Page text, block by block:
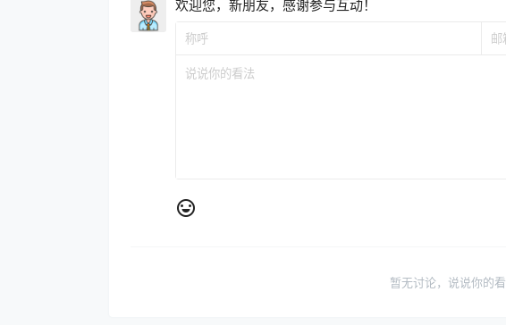
欢迎您，新朋友，感谢参与互动！
暂无讨论，说说你的